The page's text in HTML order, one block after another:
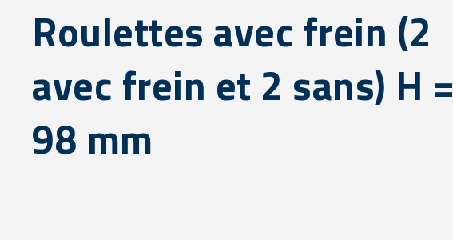
Roulettes avec frein (2
avec frein et 2 sans) H =
98 mm